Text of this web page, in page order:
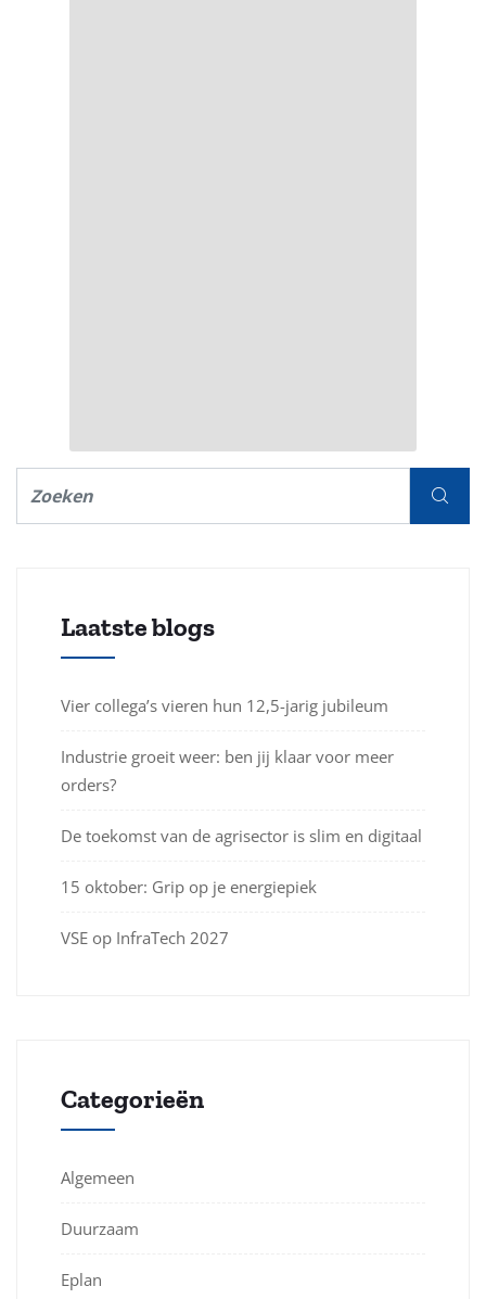
Laatste blogs
Vier collega’s vieren hun 12,5-jarig jubileum
Industrie groeit weer: ben jij klaar voor meer
orders?
De toekomst van de agrisector is slim en digitaal
15 oktober: Grip op je energiepiek
VSE op InfraTech 2027
Categorieën
Algemeen
Duurzaam
Eplan